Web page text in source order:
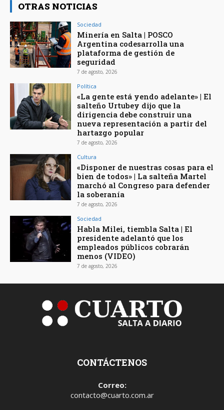
OTRAS NOTICIAS
Sociedad
Minería en Salta | POSCO
Argentina codesarrolla una
plataforma de gestión de
seguridad
7 de agosto, 2026
Política
«La gente está yendo adelante» | El
salteño Urtubey dijo que la
dirigencia debe construir una
nueva representación a partir del
hartazgo popular
7 de agosto, 2026
Cultura
«Disponer de nuestras cosas para el
bien de todos» | La salteña Martel
marchó al Congreso para defender
la soberanía
7 de agosto, 2026
Sociedad
Habla Milei, tiembla Salta | El
presidente adelantó que los
empleados públicos cobrarán
menos (VIDEO)
7 de agosto, 2026
CONTÁCTENOS
Correo:
contacto@cuarto.com.ar